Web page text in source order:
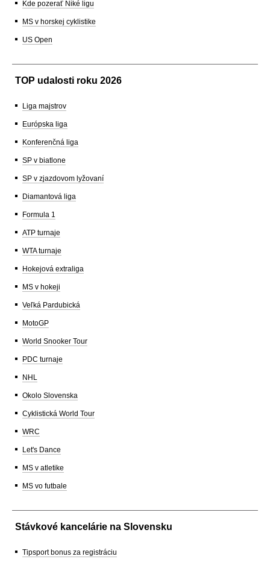
Kde pozerať Niké ligu
MS v horskej cyklistike
US Open
TOP udalosti roku 2026
Liga majstrov
Európska liga
Konferenčná liga
SP v biatlone
SP v zjazdovom lyžovaní
Diamantová liga
Formula 1
ATP turnaje
WTA turnaje
Hokejová extraliga
MS v hokeji
Veľká Pardubická
MotoGP
World Snooker Tour
PDC turnaje
NHL
Okolo Slovenska
Cyklistická World Tour
WRC
Let's Dance
MS v atletike
MS vo futbale
Stávkové kancelárie na Slovensku
Tipsport bonus za registráciu